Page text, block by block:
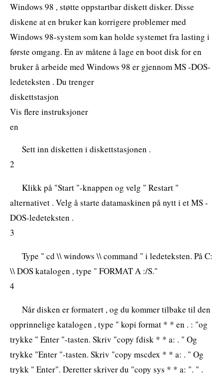
Windows 98 , støtte oppstartbar diskett disker. Disse
diskene at en bruker kan korrigere problemer med
Windows 98-system som kan holde systemet fra lasting i
første omgang. En av måtene å lage en boot disk for en
bruker å arbeide med Windows 98 er gjennom MS -DOS-
ledeteksten . Du trenger
diskettstasjon
Vis flere instruksjoner
en
Sett inn disketten i diskettstasjonen .
2
Klikk på "Start "-knappen og velg " Restart "
alternativet . Velg å starte datamaskinen på nytt i et MS -
DOS-ledeteksten .
3
Type " cd \\ windows \\ command " i ledeteksten. På C:
\\ DOS katalogen , type " FORMAT A :/S."
4
Når disken er formatert , og du kommer tilbake til den
opprinnelige katalogen , type " kopi format * * en . : "og
trykke " Enter "-tasten. Skriv "copy fdisk * * a: . " Og
trykke "Enter "-tasten. Skriv "copy mscdex * * a: . " Og
trykk " Enter". Deretter skriver du "copy sys * * a: ". " .